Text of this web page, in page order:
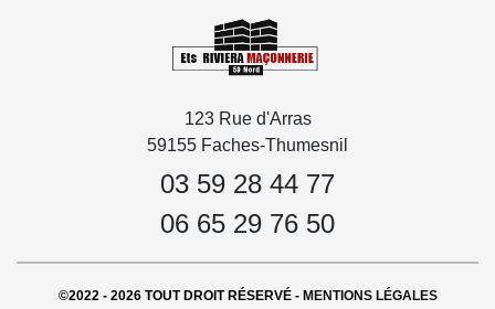
123 Rue d'Arras
59155 Faches-Thumesnil
03 59 28 44 77
06 65 29 76 50
©2022 - 2026 TOUT DROIT RÉSERVÉ - MENTIONS LÉGALES